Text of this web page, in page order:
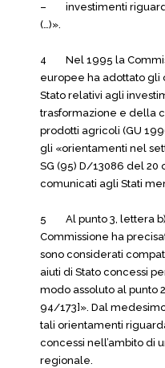
– investimenti
(…)».
4 Nel 1995 la
europee ha adottato gli
Stato relativi agli
trasformazione e della
prodotti agricoli (GU
gli «orientamenti nel
SG (95) D/13086 del 20
comunicati agli Stati
5 Al punto 3, lettera
Commissione ha
sono considerati
aiuti di Stato concessi
modo assoluto al punto
94/173]». Dal
tali orientamenti
concessi nell’ambito di
regionale.